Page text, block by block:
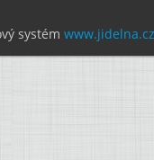
systém www.jidelna.cz